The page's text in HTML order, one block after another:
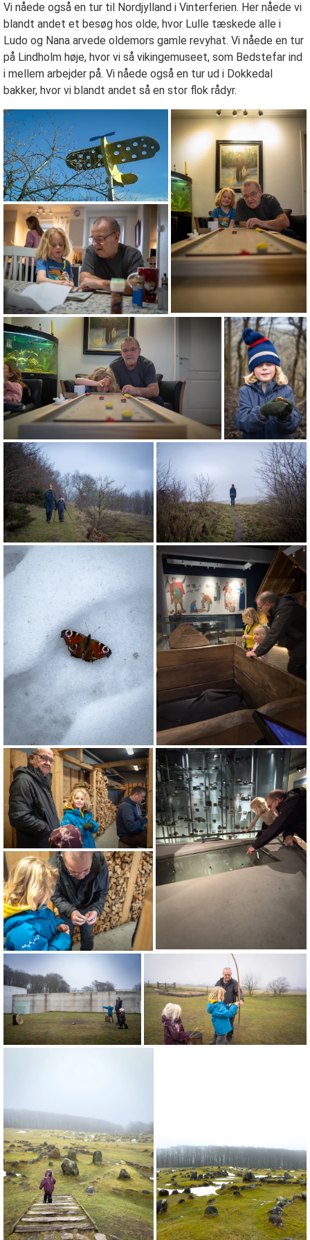
Vi nåede også en tur til Nordjylland i Vinterferien. Her nåede vi
blandt andet et besøg hos olde, hvor Lulle tæskede alle i
Ludo og Nana arvede oldemors gamle revyhat. Vi nåede en tur
på Lindholm høje, hvor vi så vikingemuseet, som Bedstefar ind
i mellem arbejder på. Vi nåede også en tur ud i Dokkedal
bakker, hvor vi blandt andet så en stor flok rådyr.